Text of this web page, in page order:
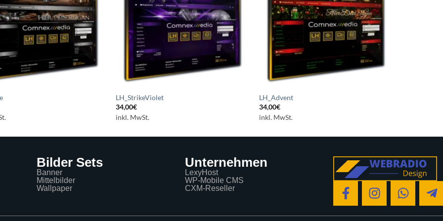
LH_StrikeViolet
34,00€
inkl. MwSt.
LH_Advent
34,00€
inkl. MwSt.
Bilder Sets
Banner
Mittelbilder
Wallpaper
Unternehmen
LexyHost
WP-Mobile CMS
CXM-Reseller